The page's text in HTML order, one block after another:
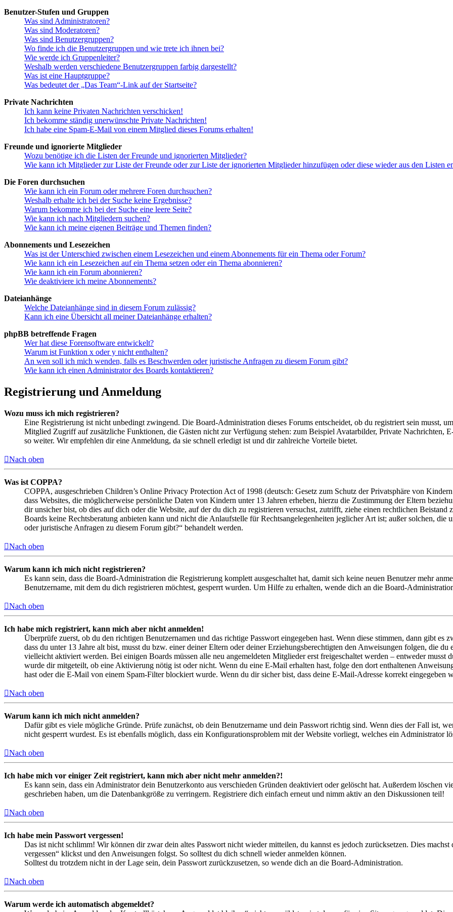
Benutzer-Stufen und Gruppen
Was sind Administratoren?
Was sind Moderatoren?
Was sind Benutzergruppen?
Wo finde ich die Benutzergruppen und wie trete ich ihnen bei?
Wie werde ich Gruppenleiter?
Weshalb werden verschiedene Benutzergruppen farbig dargestellt?
Was ist eine Hauptgruppe?
Was bedeutet der „Das Team“-Link auf der Startseite?
Private Nachrichten
Ich kann keine Privaten Nachrichten verschicken!
Ich bekomme ständig unerwünschte Private Nachrichten!
Ich habe eine Spam-E-Mail von einem Mitglied dieses Forums erhalten!
Freunde und ignorierte Mitglieder
Wozu benötige ich die Listen der Freunde und ignorierten Mitglieder?
Wie kann ich Mitglieder zur Liste der Freunde oder zur Liste der ignorierten Mitglieder hinzufügen oder diese wieder aus den Listen
Die Foren durchsuchen
Wie kann ich ein Forum oder mehrere Foren durchsuchen?
Weshalb erhalte ich bei der Suche keine Ergebnisse?
Warum bekomme ich bei der Suche eine leere Seite?
Wie kann ich nach Mitgliedern suchen?
Wie kann ich meine eigenen Beiträge und Themen finden?
Abonnements und Lesezeichen
Was ist der Unterschied zwischen einem Lesezeichen und einem Abonnements für ein Thema oder Forum?
Wie kann ich ein Lesezeichen auf ein Thema setzen oder ein Thema abonnieren?
Wie kann ich ein Forum abonnieren?
Wie deaktiviere ich meine Abonnements?
Dateianhänge
Welche Dateianhänge sind in diesem Forum zulässig?
Kann ich eine Übersicht all meiner Dateianhänge erhalten?
phpBB betreffende Fragen
Wer hat diese Forensoftware entwickelt?
Warum ist Funktion x oder y nicht enthalten?
An wen soll ich mich wenden, falls es Beschwerden oder juristische Anfragen zu diesem Forum gibt?
Wie kann ich einen Administrator des Boards kontaktieren?
Registrierung und Anmeldung
Wozu muss ich mich registrieren?
Eine Registrierung ist nicht unbedingt zwingend. Die Board-Administration dieses Forums entscheidet, ob du registriert sein musst,
Mitglied Zugriff auf zusätzliche Funktionen, die Gästen nicht zur Verfügung stehen: zum Beispiel Avatarbilder, Private Nachrichten,
so weiter. Wir empfehlen dir eine Anmeldung, da sie schnell erledigt ist und dir zahlreiche Vorteile bietet.
Nach oben
Was ist COPPA?
COPPA, ausgeschrieben Children’s Online Privacy Protection Act of 1998 (deutsch: Gesetz zum Schutz der Privatsphäre von
dass Websites, die möglicherweise persönliche Daten von Kindern unter 13 Jahren erheben, hierzu die Zustimmung der Eltern
dir unsicher bist, ob dies auf dich oder die Website, auf der du dich zu registrieren versuchst, zutrifft, ziehe einen rechtlichen
Boards keine Rechtsberatung anbieten kann und nicht die Anlaufstelle für Rechtsangelegenheiten jeglicher Art ist; außer solchen,
oder juristische Anfragen zu diesem Forum gibt?“ behandelt werden.
Nach oben
Warum kann ich mich nicht registrieren?
Es kann sein, dass die Board-Administration die Registrierung komplett ausgeschaltet hat, damit sich keine neuen Benutzer mehr
Benutzername, mit dem du dich registrieren möchtest, gesperrt wurden. Um Hilfe zu erhalten, wende dich an die Board-
Nach oben
Ich habe mich registriert, kann mich aber nicht anmelden!
Überprüfe zuerst, ob du den richtigen Benutzernamen und das richtige Passwort eingegeben hast. Wenn diese stimmen, dann gibt es
dass du unter 13 Jahre alt bist, musst du bzw. einer deiner Eltern oder deiner Erziehungsberechtigten den Anweisungen folgen, die
vielleicht aktiviert werden. Bei einigen Boards müssen alle neu angemeldeten Mitglieder erst freigeschaltet werden – entweder musst
wurde dir mitgeteilt, ob eine Aktivierung nötig ist oder nicht. Wenn du eine E-Mail erhalten hast, folge den dort enthaltenen
hast oder die E-Mail von einem Spam-Filter blockiert wurde. Wenn du dir sicher bist, dass deine E-Mail-Adresse korrekt eingegeben
Nach oben
Warum kann ich mich nicht anmelden?
Dafür gibt es viele mögliche Gründe. Prüfe zunächst, ob dein Benutzername und dein Passwort richtig sind. Wenn dies der Fall ist,
nicht gesperrt wurdest. Es ist ebenfalls möglich, dass ein Konfigurationsproblem mit der Website vorliegt, welches ein Administrator
Nach oben
Ich habe mich vor einiger Zeit registriert, kann mich aber nicht mehr anmelden?!
Es kann sein, dass ein Administrator dein Benutzerkonto aus verschieden Gründen deaktiviert oder gelöscht hat. Außerdem löschen
geschrieben haben, um die Datenbankgröße zu verringern. Registriere dich einfach erneut und nimm aktiv an den Diskussionen teil!
Nach oben
Ich habe mein Passwort vergessen!
Das ist nicht schlimm! Wir können dir zwar dein altes Passwort nicht wieder mitteilen, du kannst es jedoch zurücksetzen. Dies
vergessen“ klickst und den Anweisungen folgst. So solltest du dich schnell wieder anmelden können.
Solltest du trotzdem nicht in der Lage sein, dein Passwort zurückzusetzen, so wende dich an die Board-Administration.
Nach oben
Warum werde ich automatisch abgemeldet?